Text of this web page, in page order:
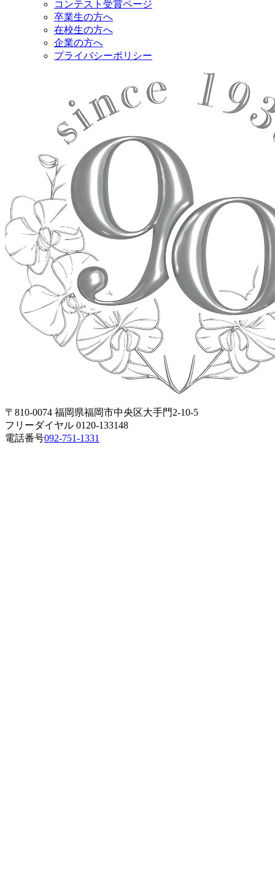
コンテスト受賞ページ
卒業生の方へ
在校生の方へ
企業の方へ
プライバシーポリシー
〒810-0074 福岡県福岡市中央区大手門2-10-5
フリーダイヤル 0120-133148
電話番号092-751-1331